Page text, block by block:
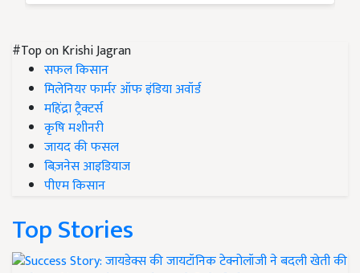
#Top on Krishi Jagran
सफल किसान
मिलेनियर फार्मर ऑफ इंडिया अवॉर्ड
महिंद्रा ट्रैक्टर्स
कृषि मशीनरी
जायद की फसल
बिज़नेस आइडियाज
पीएम किसान
Top Stories